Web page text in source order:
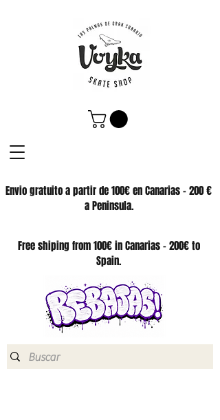
Envio gratuito a partir de 100€ en Canarias - 200 €
a Peninsula.
SKATE SHOP
Free shiping from 100€ in Canarias - 200€ to
Spain.